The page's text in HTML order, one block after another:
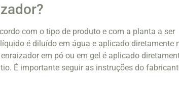
com o tipo de produto e com a planta a ser
é diluído em água e aplicado diretamente
em pó ou em gel é aplicado
É importante seguir as instruções do